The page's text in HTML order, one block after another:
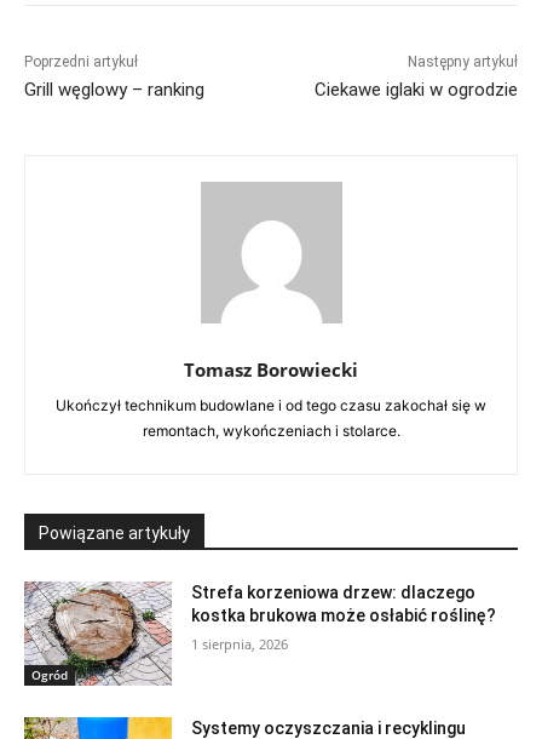
Poprzedni artykuł
Grill węglowy – ranking
Następny artykuł
Ciekawe iglaki w ogrodzie
Tomasz Borowiecki
Ukończył technikum budowlane i od tego czasu zakochał się w
remontach, wykończeniach i stolarce.
Powiązane artykuły
Ogród
Strefa korzeniowa drzew: dlaczego
kostka brukowa może osłabić roślinę?
1 sierpnia, 2026
Systemy oczyszczania i recyklingu